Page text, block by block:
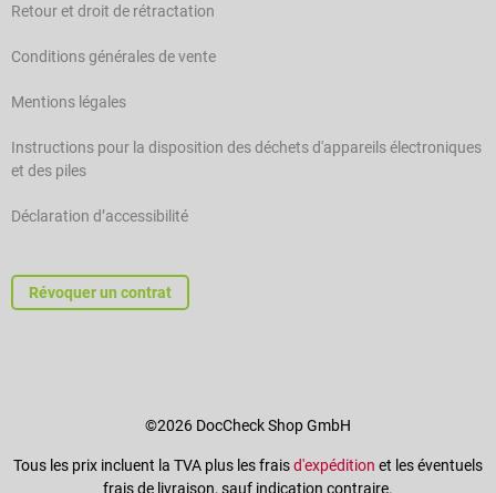
Retour et droit de rétractation
Conditions générales de vente
Mentions légales
Instructions pour la disposition des déchets d'appareils électroniques
et des piles
Déclaration d’accessibilité
Révoquer un contrat
©2026 DocCheck Shop GmbH
Tous les prix incluent la TVA plus les fraisd'expédition et les éventuels
frais de livraison, sauf indication contraire.